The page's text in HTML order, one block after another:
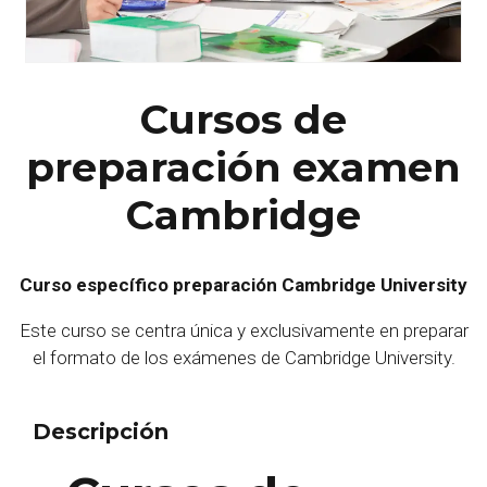
Cursos de
preparación examen
Cambridge
Curso específico preparación Cambridge University
Este curso se centra única y exclusivamente en preparar
el formato de los exámenes de Cambridge University.
Descripción